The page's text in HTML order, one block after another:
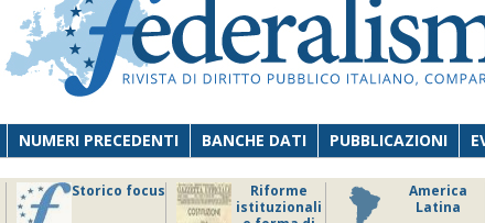
NUMERI PRECEDENTI BANCHE DATI PUBBLICAZIONI
Storico focus
Riforme
istituzionali
America
Latina